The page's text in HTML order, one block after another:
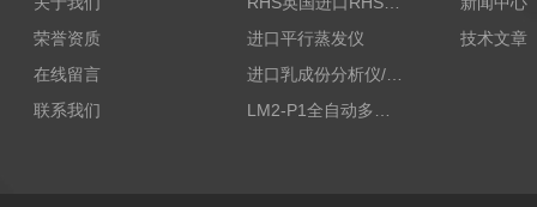
荣誉资质
在线留言
联系我们
进口平行蒸发仪
进口乳成份分析仪/乳品分析仪
技术文章